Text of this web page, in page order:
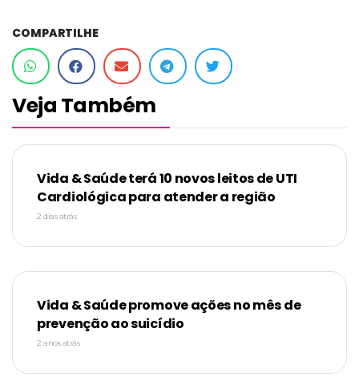
COMPARTILHE
Veja Também
Vida & Saúde terá 10 novos leitos de UTI
Cardiológica para atender a região
2 dias atrás
Vida & Saúde promove ações no mês de
prevenção ao suicídio
2 anos atrás